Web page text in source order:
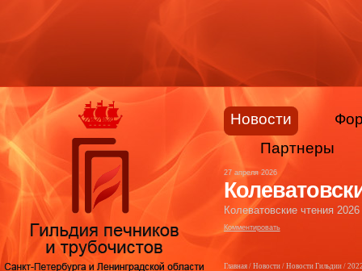
Главная/ Новости/ Новости Гильдии/
Новости
Партнеры
27 апреля 2026
Колеватовские чтения
Комментировать